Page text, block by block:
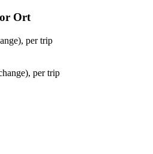
Ort
per trip
per trip